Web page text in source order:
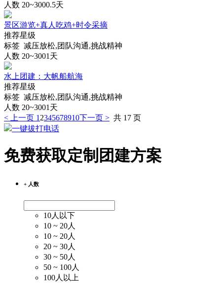
人数 20~3000.5天
景区游览+真人吃鸡+时令采摘
推荐星级
标签 减压放松,团队沟通,挑战精神
人数 20~3001天
水上团建：大帆船航海
推荐星级
标签 减压放松,团队沟通,挑战精神
人数 20~3001天
< 上一页 1 2345678910下一页 > 共 17 页
一键拔打电话
免费获取定制团建方案
+ 人数
10人以下
10 ~ 20人
10 ~ 20人
20 ~ 30人
30 ~ 50人
50 ~ 100人
100人以上